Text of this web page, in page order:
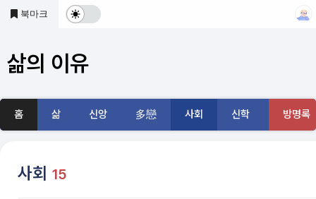
본문 바로가기
북마크 다
기
삶의 이유
홈 삶 신앙 多戀 사회 신학 방명록
사회 15